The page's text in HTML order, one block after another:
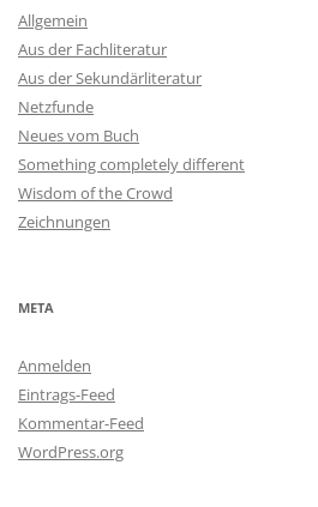
Allgemein
Aus der Fachliteratur
Aus der Sekundärliteratur
Netzfunde
Neues vom Buch
Something completely different
Wisdom of the Crowd
Zeichnungen
META
Anmelden
Eintrags-Feed
Kommentar-Feed
WordPress.org